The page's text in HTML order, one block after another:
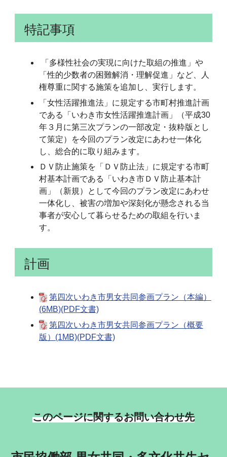
特記事項
「多様性社会の実現に向けた取組の推進」や
「性的少数者の困難解消・理解促進」など、人
権尊重に関する施策を追加し、実行します。
「女性活躍推進法」に規定する市町村推進計画
である「いわき市女性活躍推進計画」（平成30
年３月に第三次プランの一部改定・抜粋版とし
て策定）を今回のプラン改定にあわせ一体化
し、総合的に取り組みます。
ＤＶ防止施策を「ＤＶ防止法」に規定する市町
村基本計画である「いわき市ＤＶ防止基本計
画」（新規）として今回のプラン改定にあわせ
一体化し、被害の増加や深刻化が懸念される当
事者が安心して暮らせるための取組を行いま
す。
計画
第四次いわき市男女共同参画プラン（本編）
(6MB)(PDF文書)
第四次いわき市男女共同参画プラン（概要
版）(1MB)(PDF文書)
このページに関するお問い合わせ先